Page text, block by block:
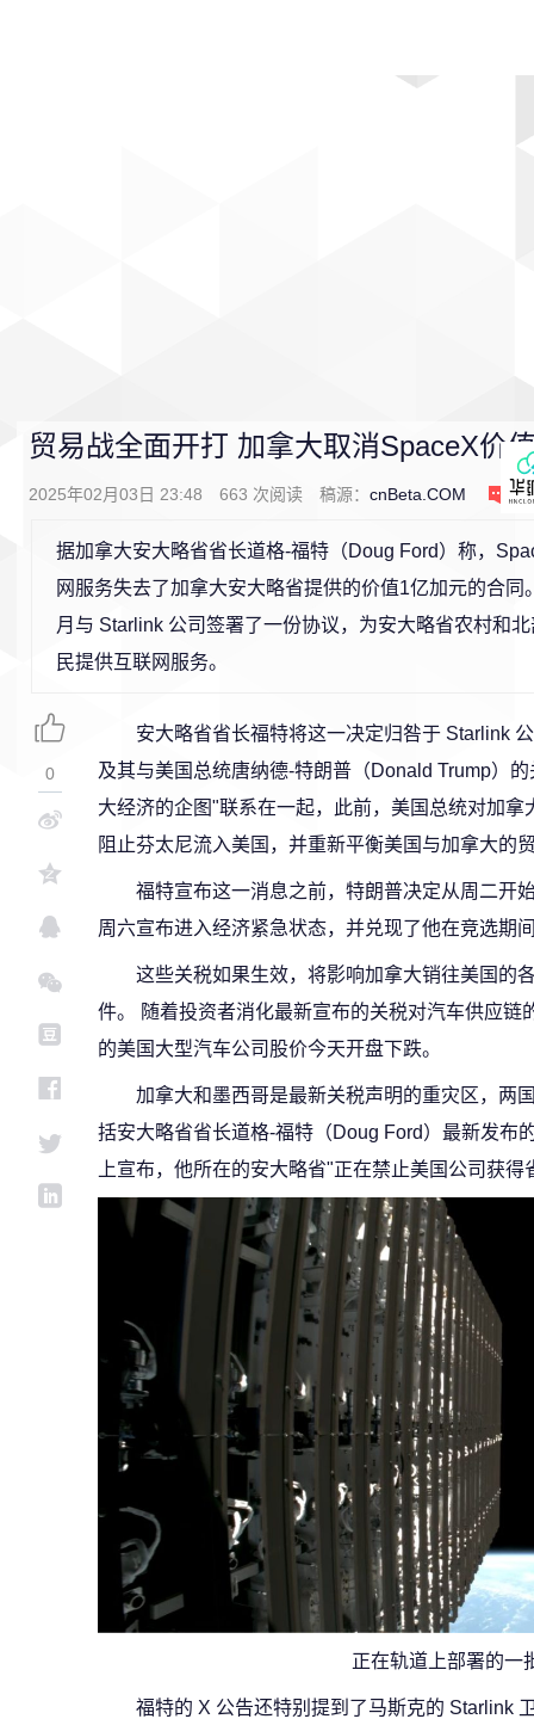
贸易战全面开打 加拿大取消SpaceX价
2025年02月03日 23:48 663 次阅读 稿源： cnBeta.COM 0
据加拿大安大略省省长道格-福特（Doug Ford）称，
网服务失去了加拿大安大略省提供的价值1亿加元的合同
月与 Starlink 公司签署了一份协议，为安大略省农村和
民提供互联网服务。
安大略省省长福特将这一决定归咎于 Starlink
及其与美国总统唐纳德-特朗普（Donald Trump）
大经济的企图"联系在一起，此前，美国总统对加
阻止芬太尼流入美国，并重新平衡美国与加拿大的
福特宣布这一消息之前，特朗普决定从周二开
周六宣布进入经济紧急状态，并兑现了他在竞选期
这些关税如果生效，将影响加拿大销往美国的
件。 随着投资者消化最新宣布的关税对汽车供应链
的美国大型汽车公司股价今天开盘下跌。
加拿大和墨西哥是最新关税声明的重灾区，两
括安大略省省长道格-福特（Doug Ford）最新发布
上宣布，他所在的安大略省"正在禁止美国公司获得
正在轨道上部署的一
福特的 X 公告还特别提到了马斯克的 Starlink
0